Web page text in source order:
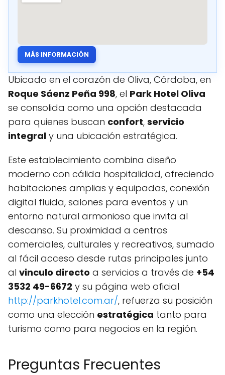
MÁS INFORMACIÓN
Ubicado en el corazón de Oliva, Córdoba, en
Roque Sáenz Peña 998, el Park Hotel Oliva
se consolida como una opción destacada
para quienes buscan confort, servicio
integral y una ubicación estratégica.
Este establecimiento combina diseño
moderno con cálida hospitalidad, ofreciendo
habitaciones amplias y equipadas, conexión
digital fluida, salones para eventos y un
entorno natural armonioso que invita al
descanso. Su proximidad a centros
comerciales, culturales y recreativos, sumado
al fácil acceso desde rutas principales junto
al vinculo directo a servicios a través de +54
3532 49-6672 y su página web oficial
http://parkhotel.com.ar/, refuerza su posición
como una elección estratégica tanto para
turismo como para negocios en la región.
Preguntas Frecuentes